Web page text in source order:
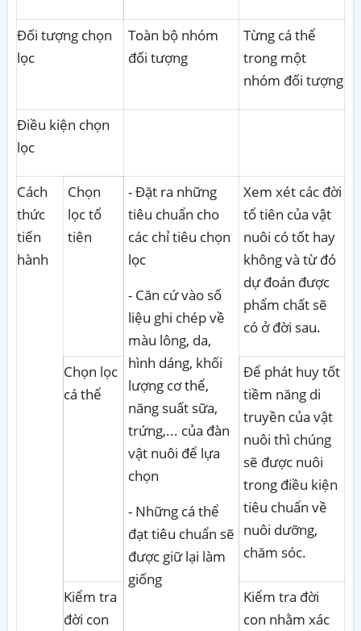
Đối tượng chọn
lọc
Toàn bộ nhóm
đối tượng
Từng cá thể
trong một
nhóm đối tượng
Điều kiện chọn
lọc
Cách
thức
tiến
hành
Chọn
lọc tổ
tiên
- Đặt ra những
tiêu chuẩn cho
các chỉ tiêu chọn
lọc
- Căn cứ vào số
liệu ghi chép về
màu lông, da,
hình dáng, khối
lượng cơ thể,
năng suất sữa,
trứng,... của đàn
vật nuôi để lựa
chọn
- Những cá thể
đạt tiêu chuẩn sẽ
được giữ lại làm
giống
Xem xét các đời
tổ tiên của vật
nuôi có tốt hay
không và từ đó
dự đoán được
phẩm chất sẽ
có ở đời sau.
Chọn lọc
cá thể
Để phát huy tốt
tiềm năng di
truyền của vật
nuôi thì chúng
sẽ được nuôi
trong điều kiện
tiêu chuẩn về
nuôi dưỡng,
chăm sóc.
Kiểm tra
đời con
Kiểm tra đời
con nhằm xác